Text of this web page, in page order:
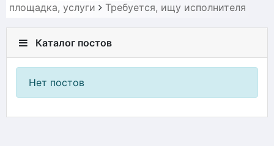
площадка, услуги
Требуется, ищу исполнителя
Каталог постов
Нет постов